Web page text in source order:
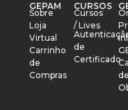
GEPAM
Sobre
Loja
Virtual
Carrinho
de
Compras
CURSOS
Cursos
/ Lives
de
Certificado
de